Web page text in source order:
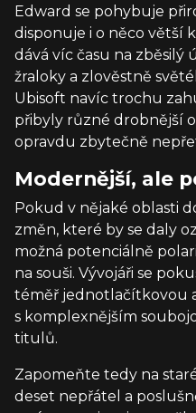
Edward se pohybuje
disponuje i o něco větší
dává víc času na zběsilý
žraloky a zlověstně
Ubisoft navíc trochu
přibyly různé drobnější
opravdu zbytečně
Modernější, ale
Pokud v nějaké oblasti
změn, které by se daly
možná potenciálně
na souši. Vývojáři se
téměř jednotlačítkovou
s komplexnějším
titulů.
Zapomeňte tedy na
deset nepřátel a